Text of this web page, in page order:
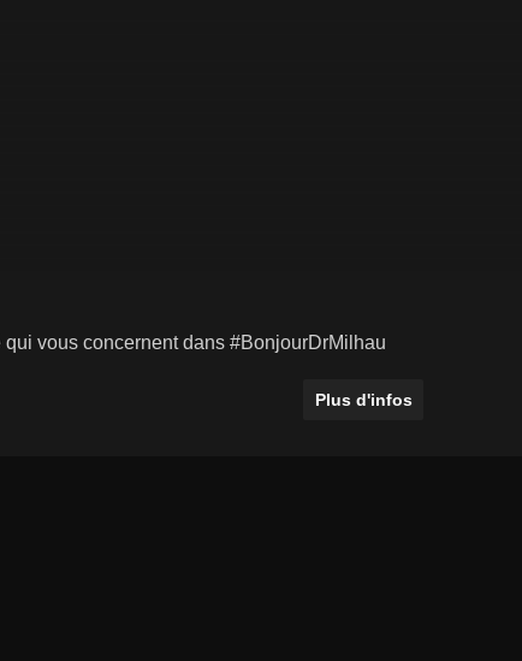
vous concernent dans #BonjourDrMilhau
Plus d'infos